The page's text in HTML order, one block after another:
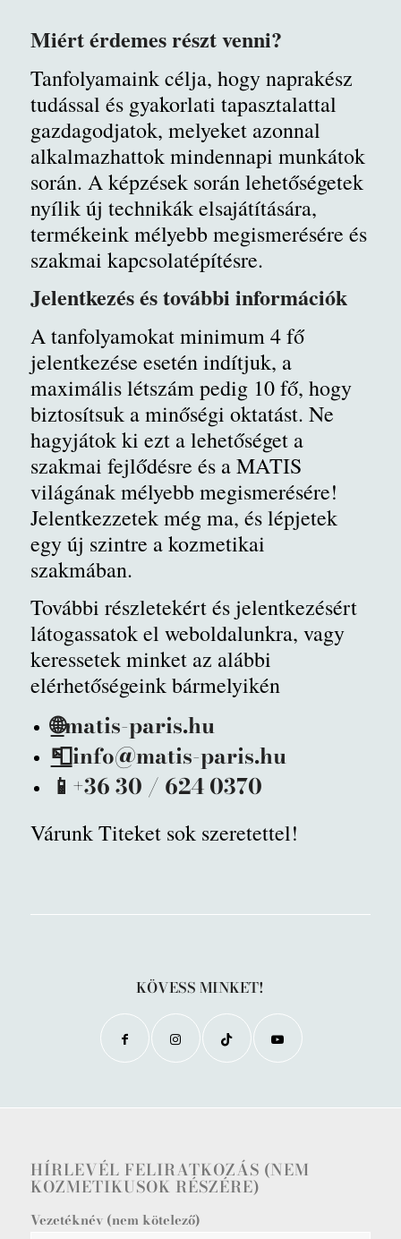
Miért érdemes részt venni?
Tanfolyamaink célja, hogy naprakész
tudással és gyakorlati tapasztalattal
gazdagodjatok, melyeket azonnal
alkalmazhattok mindennapi munkátok
során. A képzések során lehetőségetek
nyílik új technikák elsajátítására,
termékeink mélyebb megismerésére és
szakmai kapcsolatépítésre.
Jelentkezés és további információk
A tanfolyamokat minimum 4 fő
jelentkezése esetén indítjuk, a
maximális létszám pedig 10 fő, hogy
biztosítsuk a minőségi oktatást. Ne
hagyjátok ki ezt a lehetőséget a
szakmai fejlődésre és a MATIS
világának mélyebb megismerésére!
Jelentkezzetek még ma, és lépjetek
egy új szintre a kozmetikai
szakmában.
További részletekért és jelentkezésért
látogassatok el weboldalunkra, vagy
keressetek minket az alábbi
elérhetőségeink bármelyikén
🌐matis-paris.hu
📮info@matis-paris.hu
📱 +36 30 / 624 0370
Várunk Titeket sok szeretettel!
KÖVESS MINKET!
HÍRLEVÉL FELIRATKOZÁS (NEM
KOZMETIKUSOK RÉSZÉRE)
Vezetéknév (nem kötelező)